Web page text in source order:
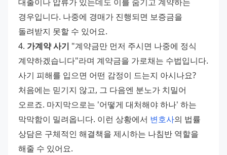
경우입니다. 나중에 경매가 진행되면 보증금을
돌려받지 못할 수 있어요.
4. 가계약 사기 "계약금만 먼저 주시면 나중에 정식
사기 피해를 입으면 어떤 감정이 드는지 아시나요?
처음에는 믿기지 않고, 그 다음엔 분노가 치밀어
오르죠. 마지막으로는 '어떻게 대처해야 하나' 하는
막막함이 밀려옵니다. 이런 상황에서 변호사의 법률
상담은 구체적인 해결책을 제시하는 나침반 역할을
해줄 수 있어요.